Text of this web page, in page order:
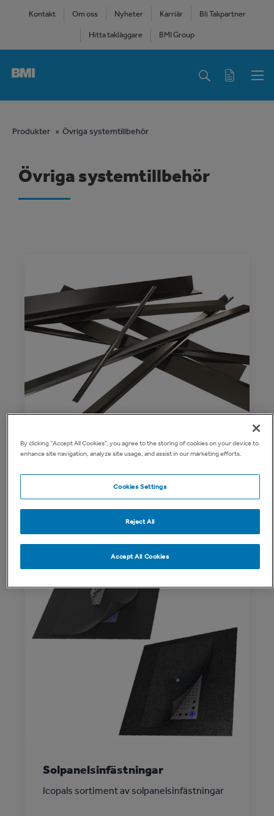
content
Kontakt Om oss Nyheter Karriär Bli Takpartner
Hitta takläggare BMI Group
navigation
You
here
Produkter Övriga systemtillbehör
Övriga systemtillbehör
Plåtar och beslag
Solpanelsinfästningar
Icopals sortiment av solpanelsinfästningar
By clicking “Accept All Cookies”, you agree to the storing of cookies on your device to
enhance site navigation, analyze site usage, and assist in our marketing efforts.
Cookies Settings
Reject All
Accept All Cookies